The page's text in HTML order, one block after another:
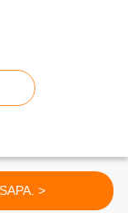
SAPA. >